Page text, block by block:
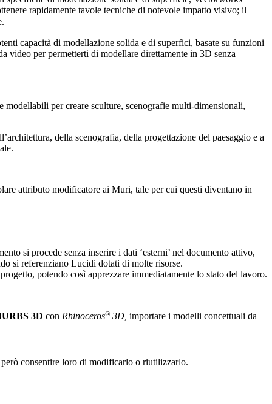
rapidamente tavole tecniche di notevole impatto visivo; il
capacità di modellazione solida e di superfici, basate su funzioni
video per permetterti di modellare direttamente in 3D senza
per creare sculture, scenografie multi-dimensionali,
della scenografia, della progettazione del paesaggio e a
attributo modificatore ai Muri, tale per cui questi diventano in
si procede senza inserire i dati ‘esterni’ nel documento attivo,
si referenziano Lucidi dotati di molte risorse.
potendo così apprezzare immediatamente lo stato del lavoro.
3D con Rhinoceros® 3D, importare i modelli concettuali da
consentire loro di modificarlo o riutilizzarlo.